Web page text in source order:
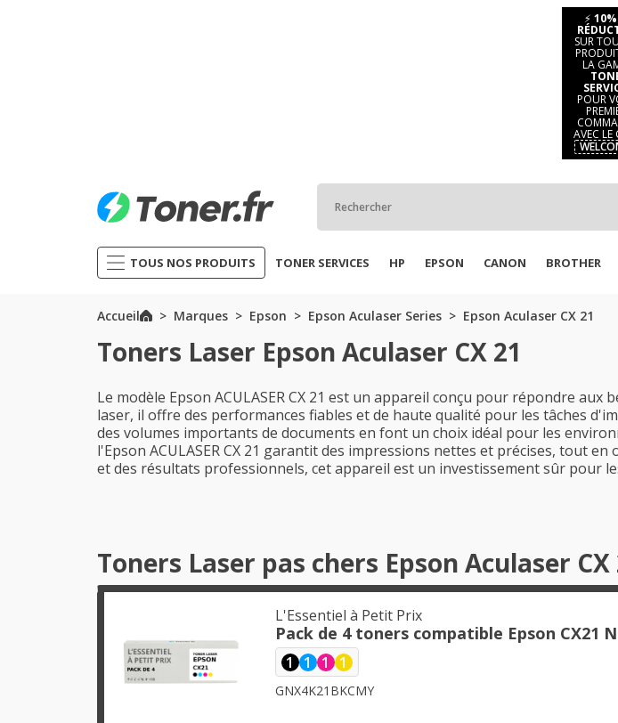
⚡ 10%
SUR
LA
POUR
AVEC LE
TOUS NOS PRODUITS TONER SERVICES HP EPSON CANON BROTHER
Accueil Marques Epson Epson Aculaser Series Epson Aculaser CX 21
Toners Laser Epson Aculaser CX 21
Le modèle Epson ACULASER CX 21 est un appareil conçu pour répondre
laser, il offre des performances fiables et de haute qualité pour les tâches
des volumes importants de documents en font un choix idéal pour les
l'Epson ACULASER CX 21 garantit des impressions nettes et précises, tout
et des résultats professionnels, cet appareil est un investissement sûr pour
Toners Laser pas chers Epson Aculaser CX
L'Essentiel à Petit Prix
Pack de 4 toners compatible Epson CX21
1 1 1 1
GNX4K21BKCMY